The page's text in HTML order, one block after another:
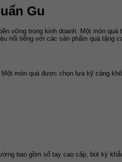
Gu
vững trong kinh doanh. Một món quà
nổi tiếng với các sản phẩm quà tặng
món quà được chọn lựa kỹ càng
bao gồm sổ tay cao cấp, bút ký